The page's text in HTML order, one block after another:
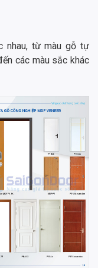
nhau, từ màu gỗ tự
các màu sắc khác